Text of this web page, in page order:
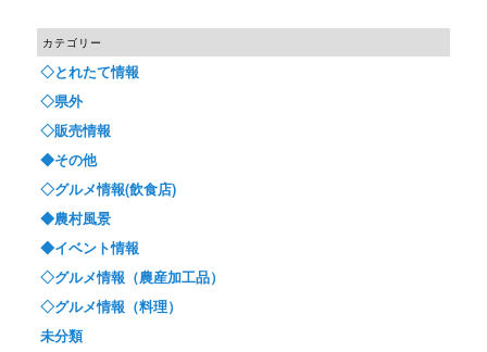
カテゴリー
◇とれたて情報
◇県外
◇販売情報
◆その他
◇グルメ情報(飲食店)
◆農村風景
◆イベント情報
◇グルメ情報（農産加工品）
◇グルメ情報（料理）
未分類